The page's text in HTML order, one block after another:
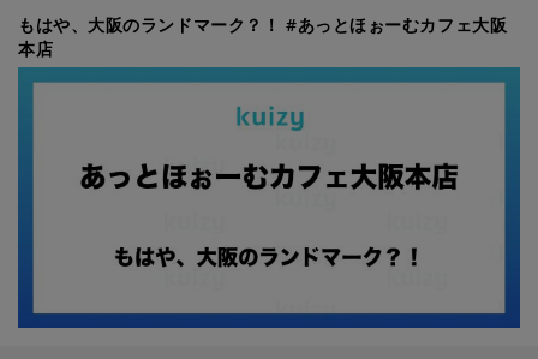
もはや、大阪のランドマーク？！ #あっとほぉーむカフェ大阪
本店